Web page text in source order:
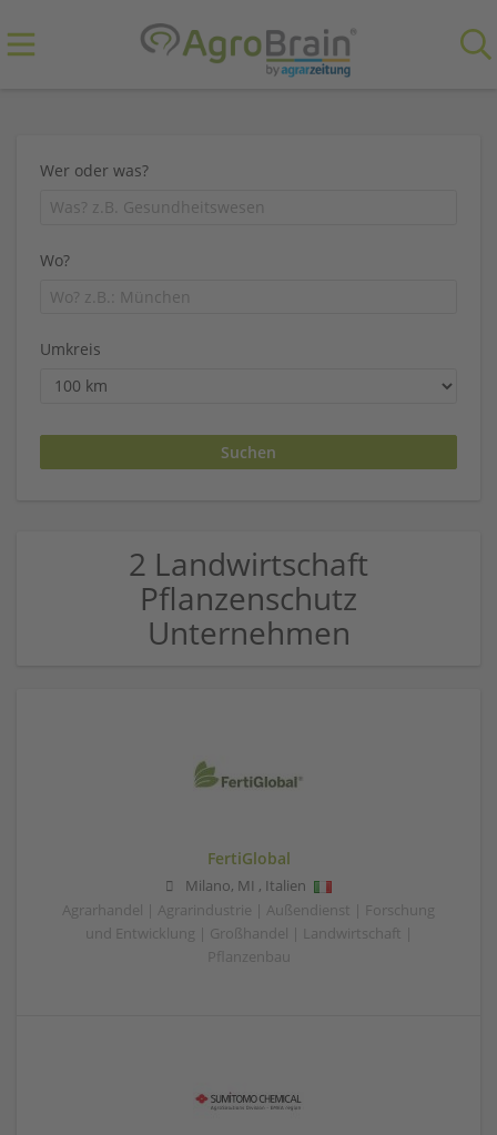
Wer oder was?
Wo?
Umkreis
2 Landwirtschaft
Pflanzenschutz
Unternehmen
FertiGlobal
Milano, MI , Italien
Agrarhandel | Agrarindustrie | Außendienst | Forschung
und Entwicklung | Großhandel | Landwirtschaft |
Pflanzenbau